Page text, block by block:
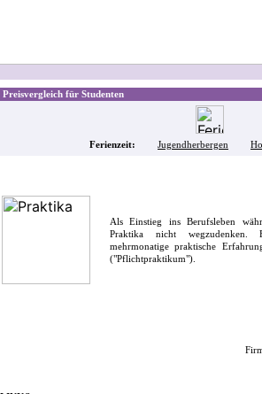
Preisvergleich für Studenten
Ferienzeit: Jugendherbergen
Als Einstieg ins Berufsleben
Praktika nicht wegzudenken.
mehrmonatige praktische
("Pflichtpraktikum").